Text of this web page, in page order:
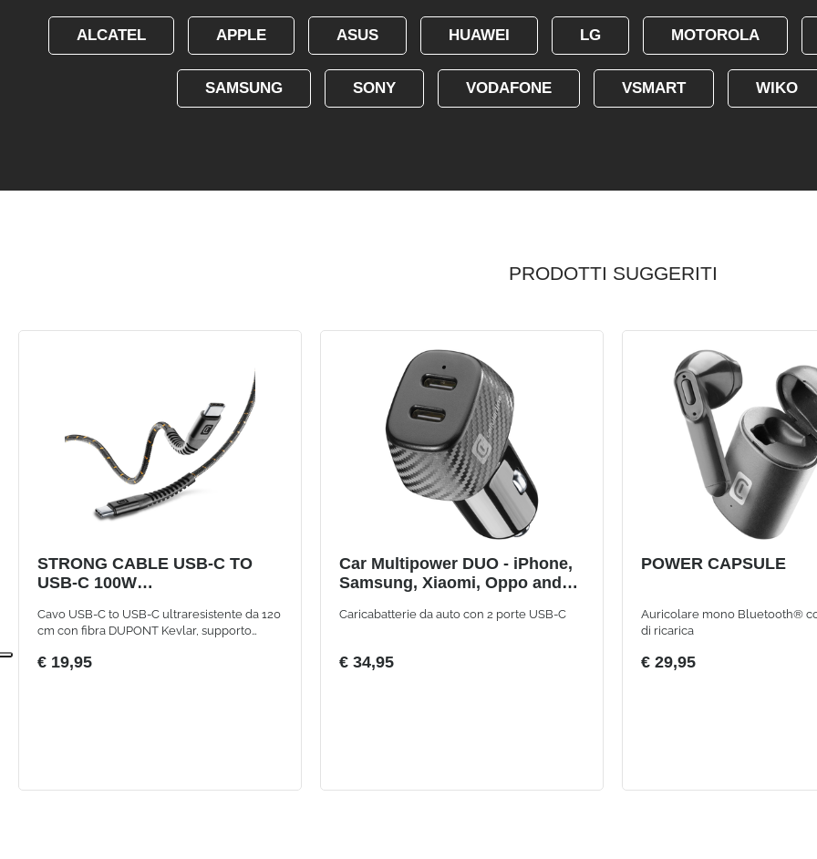
ALCATEL APPLE ASUS HUAWEI LG MOTOROLA
SAMSUNG SONY VODAFONE VSMART WIKO
PRODOTTI SUGGERITI
STRONG CABLE USB-C TO
USB-C 100W
Cavo USB-C to USB-C ultraresistente da 120
cm con fibra DUPONT Kevlar, supporto
alta velocità fino a 10 Gbps.
€ 19,95
Car Multipower DUO - iPhone,
Samsung, Xiaomi, Oppo and
Caricabatterie da auto con 2 porte USB-C
€ 34,95
POWER CAPSULE
Auricolare mono Bluetooth®
di ricarica
€ 29,95